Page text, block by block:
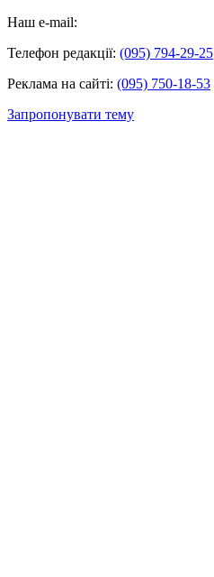
Наш e-mail:
Телефон редакції: (095) 794-29-25
Реклама на сайті: (095) 750-18-53
Запропонувати тему